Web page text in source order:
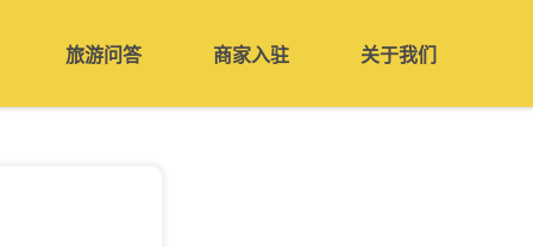
旅游问答 商家入驻 关于我们